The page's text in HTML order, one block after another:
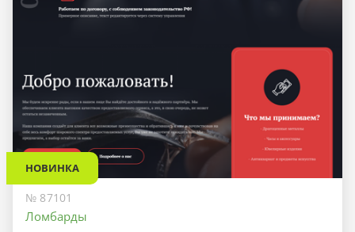
НОВИНКА
№ 87101
Ломбарды